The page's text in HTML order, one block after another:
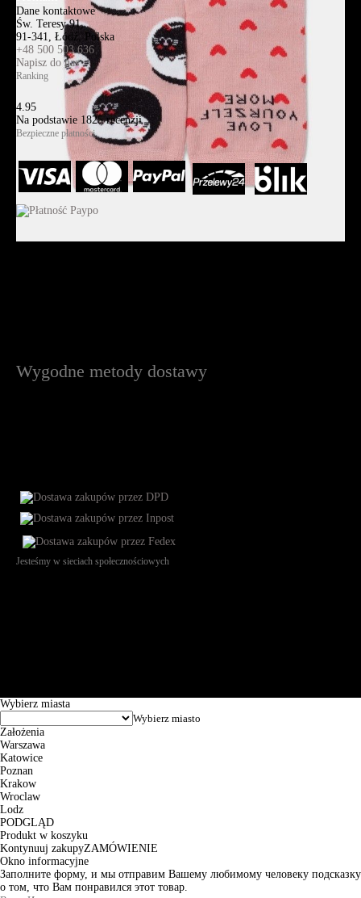
Dane kontaktowe
Św. Teresy 91,
91-341, Łódź, Polska
+48 500 503 636
Napisz do nas
Ranking
4.95
Na podstawie 1825recenzji
Bezpieczne płatności
Wygodne metody dostawy
Jesteśmy w sieciach społecznościowych
Wybierz miasta
Założenia
Warszawa
Katowice
Poznan
Krakow
Wroclaw
Lodz
PODGLĄD
Produkt w koszyku
Kontynuuj zakupyZAMÓWIENIE
Okno informacyjne
Заполните форму, и мы отправим Вашему любимому человеку подсказку
о том, что Вам понравился этот товар.